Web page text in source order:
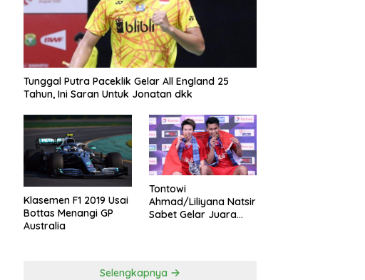
Tunggal Putra Paceklik Gelar All England 25
Tahun, Ini Saran Untuk Jonatan dkk
Klasemen F1 2019 Usai
Bottas Menangi GP
Australia
Tontowi
Ahmad/Liliyana Natsir
Sabet Gelar Juara
Selengkapnya